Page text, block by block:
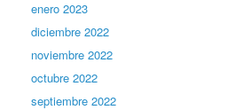
enero 2023
diciembre 2022
noviembre 2022
octubre 2022
septiembre 2022